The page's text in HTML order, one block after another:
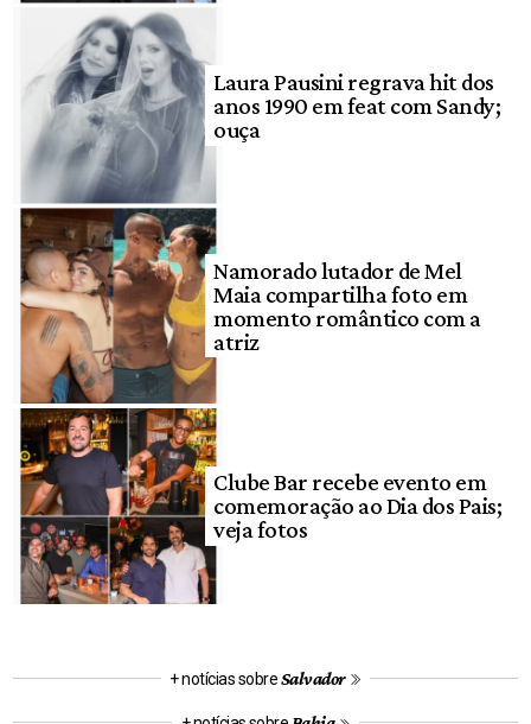
Laura Pausini regrava hit dos
anos 1990 em feat com Sandy;
ouça
Namorado lutador de Mel
Maia compartilha foto em
momento romântico com a
atriz
Clube Bar recebe evento em
comemoração ao Dia dos Pais;
veja fotos
+ notícias sobreSalvador